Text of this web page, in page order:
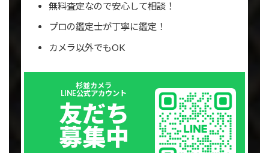
無料査定なので安心して相談！
プロの鑑定士が丁寧に鑑定！
カメラ以外でもOK
杉並カメラ
LINE公式アカウント
友だち
募集中